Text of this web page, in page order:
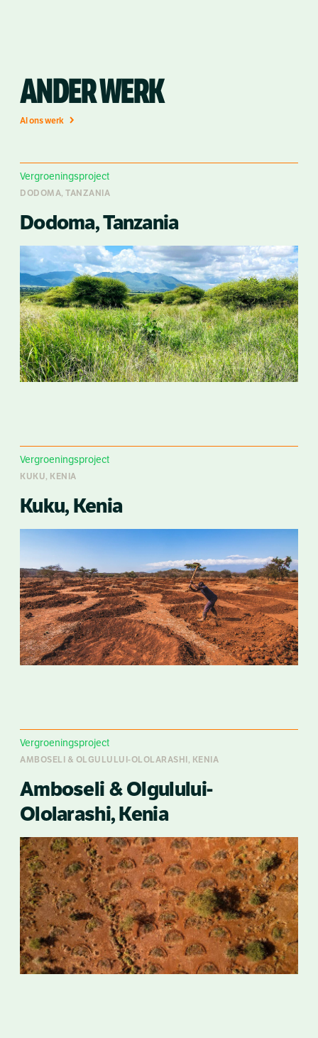
ANDER WERK
Al ons werk
Vergroeningsproject
DODOMA, TANZANIA
Dodoma, Tanzania
Vergroeningsproject
KUKU, KENIA
Kuku, Kenia
Vergroeningsproject
AMBOSELI & OLGULULUI-OLOLARASHI, KENIA
Amboseli & Olgulului-
Ololarashi, Kenia